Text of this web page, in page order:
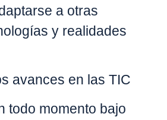
a otras
y realidades
avances en las TIC
todo momento bajo